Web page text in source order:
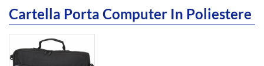
Cartella Porta Computer In Poliestere